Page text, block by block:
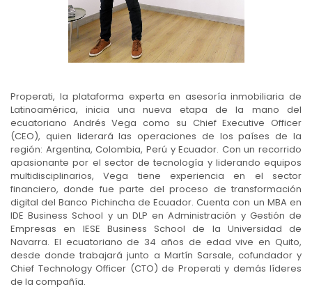
Properati, la plataforma experta en asesoría inmobiliaria de
Latinoamérica, inicia una nueva etapa de la mano del
ecuatoriano Andrés Vega como su Chief Executive Officer
(CEO), quien liderará las operaciones de los países de la
región: Argentina, Colombia, Perú y Ecuador. Con un recorrido
apasionante por el sector de tecnología y liderando equipos
multidisciplinarios, Vega tiene experiencia en el sector
financiero, donde fue parte del proceso de transformación
digital del Banco Pichincha de Ecuador. Cuenta con un MBA en
IDE Business School y un DLP en Administración y Gestión de
Empresas en IESE Business School de la Universidad de
Navarra. El ecuatoriano de 34 años de edad vive en Quito,
desde donde trabajará junto a Martín Sarsale, cofundador y
Chief Technology Officer (CTO) de Properati y demás líderes
de la compañía.